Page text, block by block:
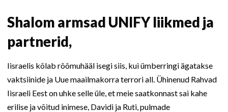
Shalom armsad UNIFY liikmed ja
partnerid,
Iisraelis kõlab rõõmuhääl isegi siis, kui ümberringi ägatakse
vaktsiinide ja Uue maailmakorra terrori all. Ühinenud Rahvad
Iisraeli Eest on uhke selle üle, et meie saatkonnast sai kahe
erilise ja võitud inimese, Davidi ja Ruti, pulmade